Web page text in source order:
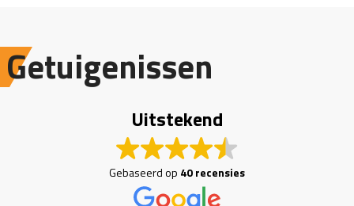
Getuigenissen
Uitstekend
Gebaseerd op 40 recensies